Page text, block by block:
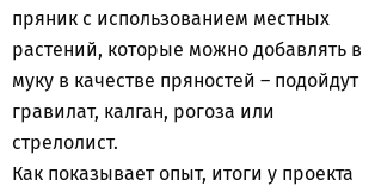
пряник с использованием местных
растений, которые можно добавлять в
муку в качестве пряностей – подойдут
гравилат, калган, рогоза или
стрелолист.
Как показывает опыт, итоги у проекта